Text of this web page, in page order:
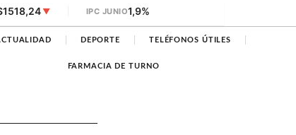
▼ IPC JUNIO1,9%
DEPORTE TELÉFONOS ÚTILES
FARMACIA DE TURNO